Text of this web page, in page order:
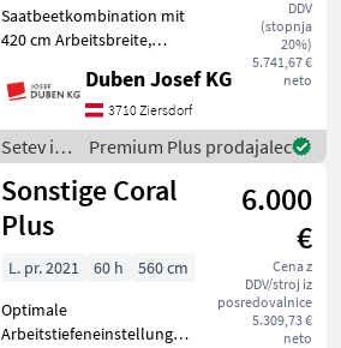
DDV
(stopnja
20%)
5.741,67 €
neto
Saatbeetkombination mit
420 cm Arbeitsbreite,
Flacheisenwalze vorne,
pendelnde Doppelwalze
hinten, Federzinken, 2 Paar
Spurlockerer, beweglich
Duben Josef KG
3710 Ziersdorf
Setev in
nega /
Agri Flex
Premium Plus prodajalec
Sonstige Coral
Plus
6.000
€
Cena z
DDV/stroj iz
posredovalnice
5.309,73 €
neto
L. pr. 2021 60 h
560 cm
Optimale
Arbeitstiefeneinstellung